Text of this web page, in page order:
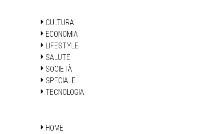
CULTURA
ECONOMIA
LIFESTYLE
SALUTE
SOCIETÀ
SPECIALE
TECNOLOGIA
HOME